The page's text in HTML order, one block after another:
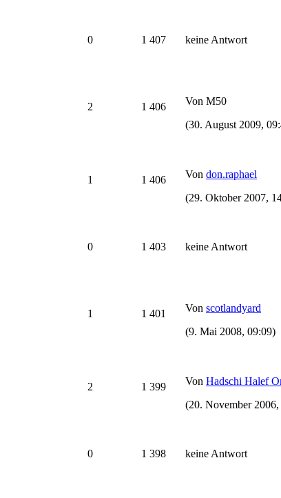
0 1 407 keine Antwort
2 1 406
Von M50
(30. August 2009,
1 1 406 Von don.raphael
(29. Oktober 2007,
0 1 403 keine Antwort
1 1 401 Von scotlandyard
(9. Mai 2008, 09:09)
2 1 399 Von Hadschi Halef
(20. November
0 1 398 keine Antwort